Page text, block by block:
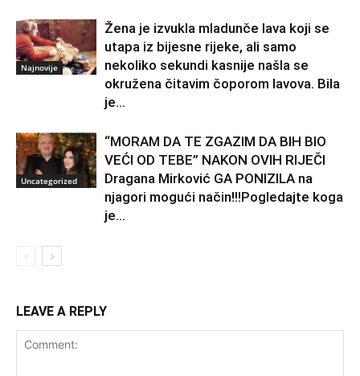
Najnovije
Žena je izvukla mladunče lava koji se
utapa iz bijesne rijeke, ali samo
nekoliko sekundi kasnije našla se
okružena čitavim čoporom lavova. Bila
je...
Uncategorized
“MORAM DA TE ZGAZIM DA BIH BIO
VEĆI OD TEBE” NAKON OVIH RIJEČI
Dragana Mirković GA PONIZILA na
njagori mogući način!!!Pogledajte koga
je...
LEAVE A REPLY